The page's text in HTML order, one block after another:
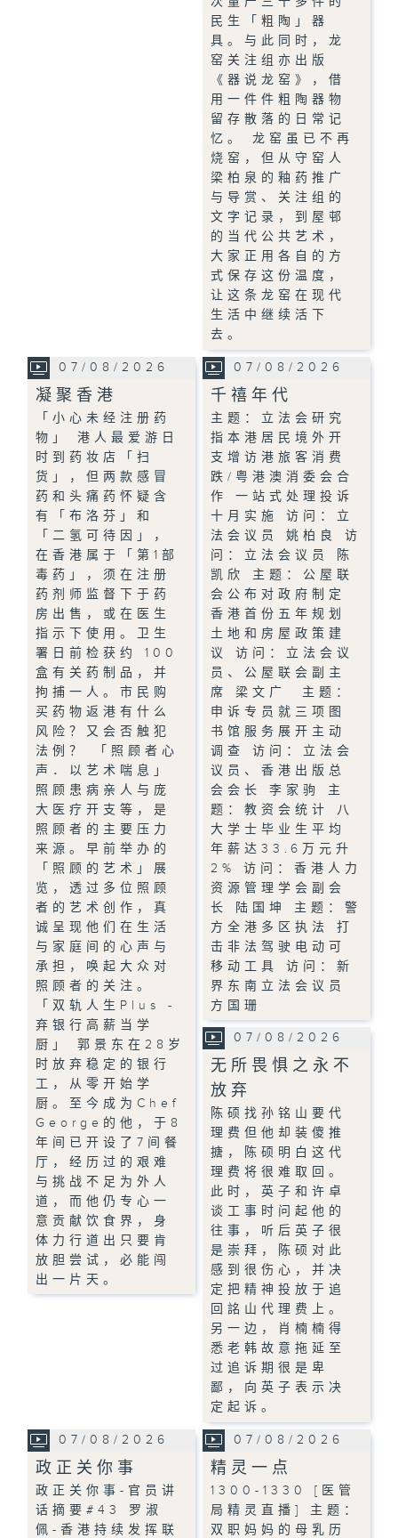
民生「粗陶」器
具。与此同时，龙
窑关注组亦出版
《器说龙窑》，借
用一件件粗陶器物
留存散落的日常记
忆。 龙窑虽已不再
烧窑，但从守窑人
梁柏泉的釉药推广
与导赏、关注组的
文字记录，到屋邨
的当代公共艺术，
大家正用各自的方
式保存这份温度，
让这条龙窑在现代
生活中继续活下
去。
07/08/2026
凝聚香港
「小心未经注册药
物」 港人最爱游日
时到药妆店「扫
货」，但两款感冒
药和头痛药怀疑含
有「布洛芬」和
「二氢可待因」，
在香港属于「第1部
毒药」，须在注册
药剂师监督下于药
房出售，或在医生
指示下使用。卫生
署日前检获约 100
盒有关药制品，并
拘捕一人。市民购
买药物返港有什么
风险？又会否触犯
法例？ 「照顾者心
声．以艺术喘息」
照顾患病亲人与庞
大医疗开支等，是
照顾者的主要压力
来源。早前举办的
「照顾的艺术」展
览，透过多位照顾
者的艺术创作，真
诚呈现他们在生活
与家庭间的心声与
承担，唤起大众对
照顾者的关注。
「双轨人生Plus -
弃银行高薪当学
厨」 郭景东在28岁
时放弃稳定的银行
工，从零开始学
厨。至今成为Chef
George的他，于8
年间已开设了7间餐
厅，经历过的艰难
与挑战不足为外人
道，而他仍专心一
意贡献饮食界，身
体力行道出只要肯
放胆尝试，必能闯
出一片天。
07/08/2026
千禧年代
主题：立法会研究
指本港居民境外开
支增访港旅客消费
跌/粤港澳消委会合
作 一站式处理投诉
十月实施 访问：立
法会议员 姚柏良 访
问：立法会议员 陈
凯欣 主题：公屋联
会公布对政府制定
香港首份五年规划
土地和房屋政策建
议 访问：立法会议
员、公屋联会副主
席 梁文广 主题：
申诉专员就三项图
书馆服务展开主动
调查 访问：立法会
议员、香港出版总
会会长 李家驹 主
题：教资会统计 八
大学士毕业生平均
年薪达33.6万元升
2% 访问：香港人力
资源管理学会副会
长 陆国坤 主题：警
方全港多区执法 打
击非法驾驶电动可
移动工具 访问：新
界东南立法会议员
方国珊
07/08/2026
无所畏惧之永不
放弃
陈硕找孙铭山要代
理费但他却装傻推
搪，陈硕明白这代
理费将很难取回。
此时，英子和许卓
谈工事时问起他的
往事，听后英子很
是崇拜，陈硕对此
感到很伤心，并决
定把精神投放于追
回詺山代理费上。
另一边，肖楠楠得
悉老韩故意拖延至
过追诉期很是卑
鄙，向英子表示决
定起诉。
07/08/2026
政正关你事
政正关你事-官员讲
话摘要#43 罗淑
佩-香港持续发挥联
07/08/2026
精灵一点
1300-1330 [医管
局精灵直播] 主题：
双职妈妈的母乳历